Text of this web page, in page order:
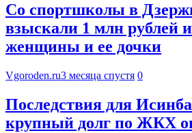
Со спортшколы в
взыскали 1 млн рублей
женщины и ее дочки
Vgoroden.ru3 месяца спустя 0
Последствия для
крупный долг по ЖКХ